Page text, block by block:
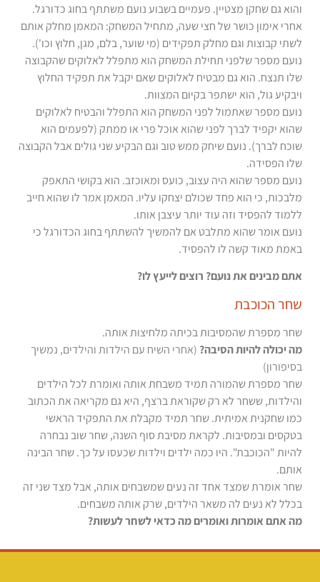
והוא גם שחקן מצטיין. פעמיים בשבוע נועם משתתף בחוג כדורגל.
אחרי אימון כושר של חצי שעה, מתחיל המשחק: המאמן מחלק אותם
לשתי קבוצות וגם מחלק תפקידים (מי שוער, בלם, מגן, חלוץ וכו').
נועם מספר שלפני תחילת המשחק הוא מתפלל לאלוקים שהקבוצה
שלו תנצח. הוא גם מבטיח לאלוקים שאם יקבל את תפקיד החלוץ
ויבקיע גול, הוא ישתפר בקיום המצוות.
נועם מספר שאתמול לפני המשחק הוא התפלל והבטיח לאלוקים
שהוא יקפיד לברך לפני שהוא אוכל פרי או ממתק (לפעמים הוא
שוכח לברך). נועם שיחק ממש טוב וגם הבקיע שני גולים אבל הקבוצה
שלו הפסידה.
נועם מספר שהוא היה עצוב, כועס ומאוכזב. הוא בקושי התאפק
מלבכות, כי הוא פחד שכולם יצחקו עליו. המאמן אמר לו שהוא חייב
ללמוד להפסיד וזה עוד יותר עיצבן אותו.
נועם אומר שהוא מתלבט אם להמשיך להשתתף בחוג הכדורגל כי
באמת מאוד קשה לו להפסיד.
אתם מבינים את נועם? רוצים לייעץ לו?
שחר הכוכבת
שחר מספרת שהמסיבות בכיתה מלחיצות אותה.
מה יכולה להיות הסיבה? (אחרי השיח עם הילדות והילדים, נמשיך
בסיפורון)
שחר מספרת שהמורה תמיד משבחת אותה ואומרת לכל הילדים
והילדות, ששחר לא רק שקוראת ברצף, היא גם מקריאה את הכתוב
כמו שחקנית אמיתית. שחר תמיד מקבלת את התפקיד הראשי
בטקסים ובמסיבות. לקראת מסיבת סוף השנה, שחר שוב נבחרה
להיות "הכוכבת". היו כמה ילדים וילדות שכעסו על כך. שחר הבינה
אותם.
שחר אומרת שמצד אחד זה נעים שמשבחים אותה, אבל מצד שני זה
בכלל לא נעים לה משאר הילדים, שרק אותה משבחים.
מה אתם אומרות ואומרים מה כדאי לשחר לעשות?